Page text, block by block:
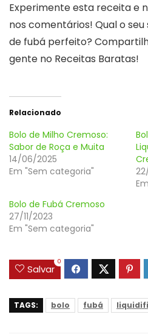
Experimente esta receita e
nos comentários! Qual o
de fubá perfeito?
gente no Receitas Baratas!
Relacionado
Bolo de Milho Cremoso:
Sabor de Roça e Muita
14/06/2025
Em "Sem categoria"
Bolo de Fubá Cremoso
27/11/2023
Em "Sem categoria"
Salvar
0
TAGS: bolo fubá